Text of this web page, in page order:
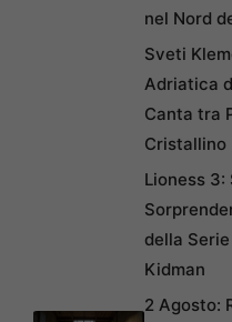
nel Nord
Sveti
Adriatica
Canta tra
Cristallino
Lioness 3:
della
Kidman
2 Agosto: